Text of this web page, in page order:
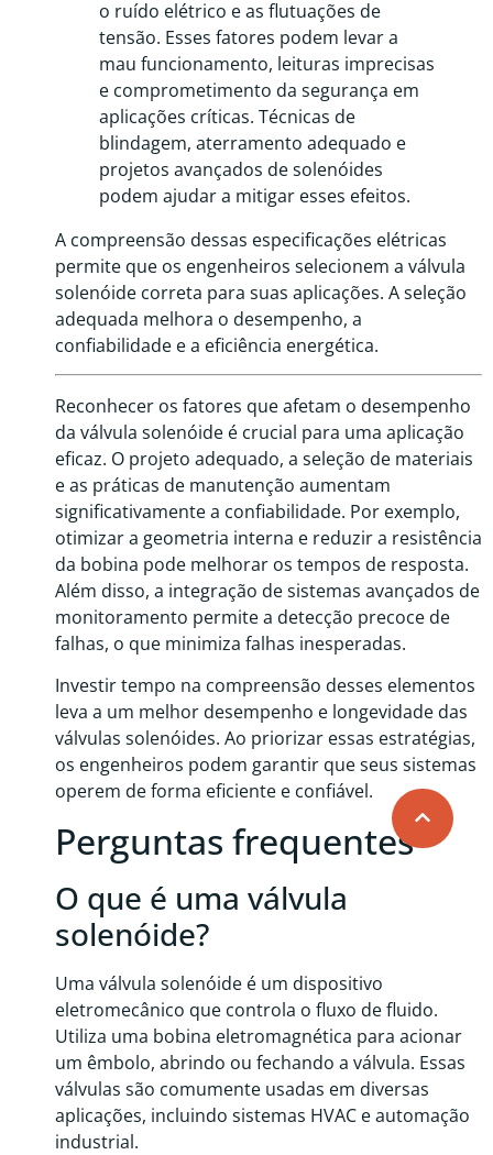
o ruído elétrico e as flutuações de
tensão. Esses fatores podem levar a
mau funcionamento, leituras imprecisas
e comprometimento da segurança em
aplicações críticas. Técnicas de
blindagem, aterramento adequado e
projetos avançados de solenóides
podem ajudar a mitigar esses efeitos.
A compreensão dessas especificações elétricas
permite que os engenheiros selecionem a válvula
solenóide correta para suas aplicações. A seleção
adequada melhora o desempenho, a
confiabilidade e a eficiência energética.
Reconhecer os fatores que afetam o desempenho
da válvula solenóide é crucial para uma aplicação
eficaz. O projeto adequado, a seleção de materiais
e as práticas de manutenção aumentam
significativamente a confiabilidade. Por exemplo,
otimizar a geometria interna e reduzir a resistência
da bobina pode melhorar os tempos de resposta.
Além disso, a integração de sistemas avançados de
monitoramento permite a detecção precoce de
falhas, o que minimiza falhas inesperadas.
Investir tempo na compreensão desses elementos
leva a um melhor desempenho e longevidade das
válvulas solenóides. Ao priorizar essas estratégias,
os engenheiros podem garantir que seus sistemas
operem de forma eficiente e confiável.
Perguntas frequentes
O que é uma válvula
solenóide?
Uma válvula solenóide é um dispositivo
eletromecânico que controla o fluxo de fluido.
Utiliza uma bobina eletromagnética para acionar
um êmbolo, abrindo ou fechando a válvula. Essas
válvulas são comumente usadas em diversas
aplicações, incluindo sistemas HVAC e automação
industrial.